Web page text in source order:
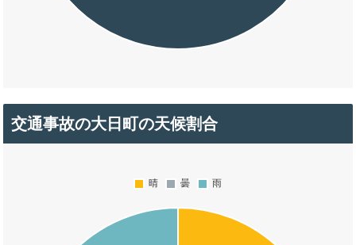
交通事故の大日町の天候割合